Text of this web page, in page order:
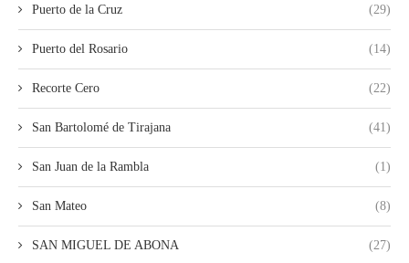
Puerto de la Cruz (29)
Puerto del Rosario (14)
Recorte Cero (22)
San Bartolomé de Tirajana (41)
San Juan de la Rambla (1)
San Mateo (8)
SAN MIGUEL DE ABONA (27)